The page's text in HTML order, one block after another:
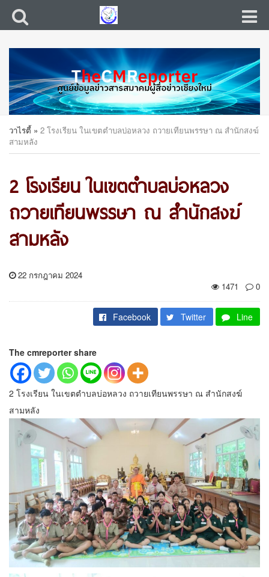
วาไรตี้ » 2 โรงเรียน ในเขตตำบลบ่อหลวง ถวายเทียนพรรษา ณ สำนักสงฆ์
สามหลัง
2 โรงเรียน ในเขตตำบลบ่อหลวง
ถวายเทียนพรรษา ณ สำนักสงฆ์
สามหลัง
22 กรกฎาคม 2024
1471
0
Facebook Twitter Line
The cmreporter share
2 โรงเรียน ในเขตตำบลบ่อหลวง ถวายเทียนพรรษา ณ สำนักสงฆ์
สามหลัง